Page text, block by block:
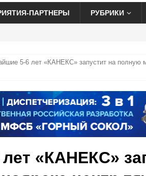
ПАРТНЕРЫ РУБРИКИ
5-6 лет «КАНЕКС» запустит на полную
«КАНЕКС»